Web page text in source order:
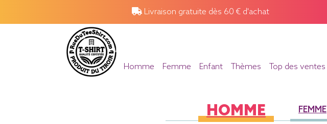
Livraison gratuite dès 60 € d'achat
Homme Femme Enfant Thèmes Top des ventes
HOMME FEMME